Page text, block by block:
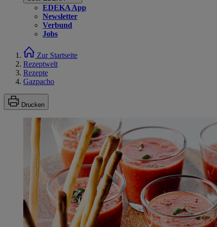
EDEKA App
Newsletter
Verbund
Jobs
Zur Startseite
Rezeptwelt
Rezepte
Gazpacho
Drucken